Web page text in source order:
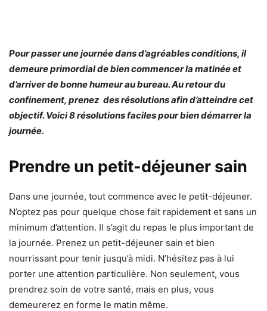
Pour passer une journée dans d’agréables conditions, il
demeure primordial de bien commencer la matinée et
d’arriver de bonne humeur au bureau. Au retour du
confinement, prenez des résolutions afin d’atteindre cet
objectif. Voici 8 résolutions faciles pour bien démarrer la
journée.
Prendre un petit-déjeuner sain
Dans une journée, tout commence avec le petit-déjeuner.
N’optez pas pour quelque chose fait rapidement et sans un
minimum d’attention. Il s’agit du repas le plus important de
la journée. Prenez un petit-déjeuner sain et bien
nourrissant pour tenir jusqu’à midi. N’hésitez pas à lui
porter une attention particulière. Non seulement, vous
prendrez soin de votre santé, mais en plus, vous
demeurerez en forme le matin même.